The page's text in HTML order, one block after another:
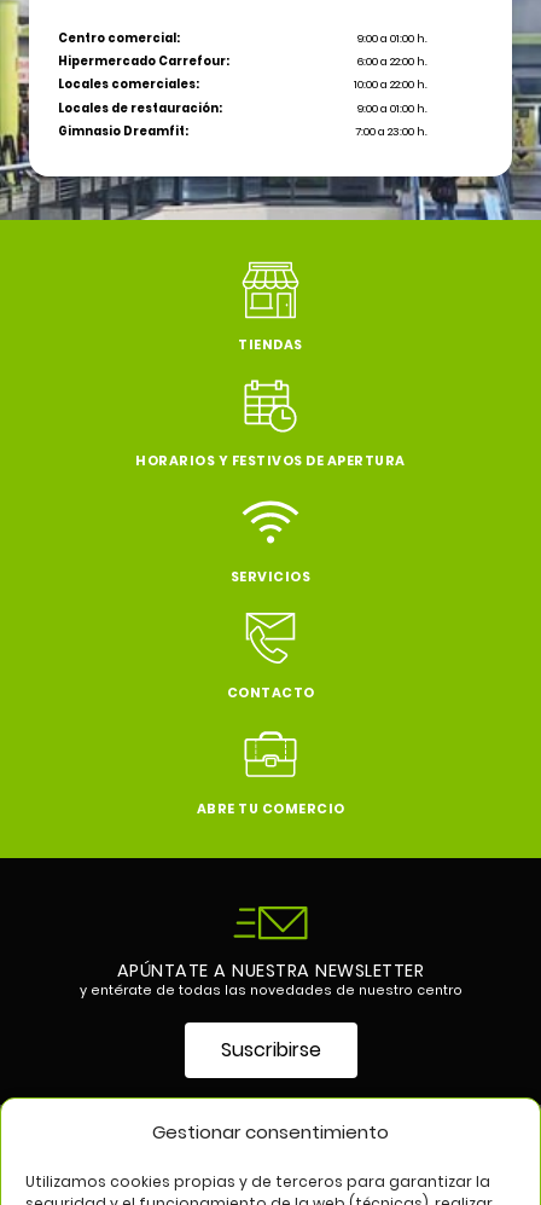
Gestionar consentimiento
Utilizamos cookies propias y de terceros para garantizar la
Centro comercial:
9:00 a 01:00 h.
Hipermercado Carrefour:
6:00 a 22:00 h.
Locales comerciales:
10:00 a 22:00 h.
Locales de restauración:
9:00 a 01:00 h.
Gimnasio Dreamfit:
7:00 a 23:00 h.
TIENDAS
HORARIOS Y FESTIVOS DE APERTURA
SERVICIOS
CONTACTO
ABRE TU COMERCIO
APÚNTATE A NUESTRA NEWSLETTER
y entérate de todas las novedades de nuestro centro
Suscribirse